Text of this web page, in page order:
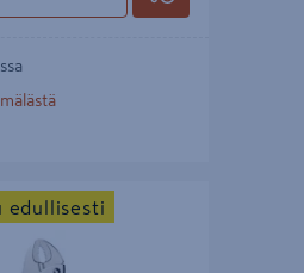
edullisesti